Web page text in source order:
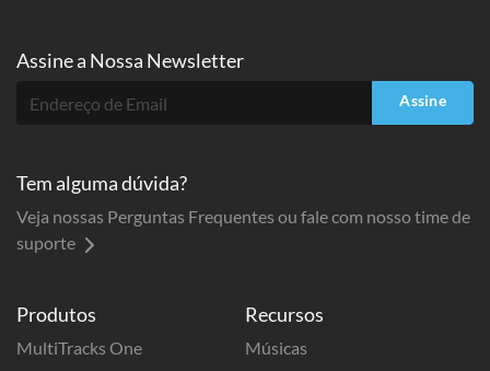
Produtos
MultiTracks One
Recursos
Músicas
Assine a Nossa Newsletter
Assine
Tem alguma dúvida?
Veja nossas Perguntas Frequentes ou fale com nosso time de
suporte